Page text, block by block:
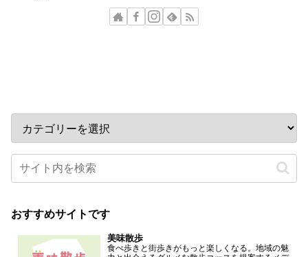
おすすめサイトです
美味散歩
食べ歩きと街歩きがもっと楽しくなる。地域の魅